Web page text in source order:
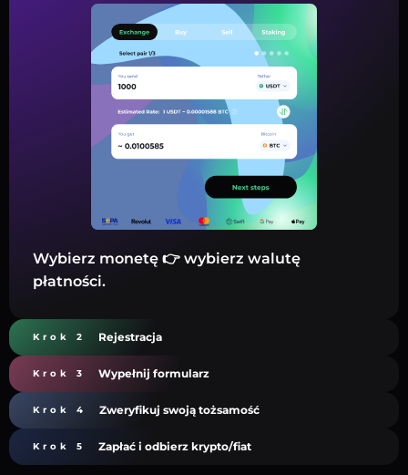
Wybierz monetę 👉 wybierz walutę
płatności.
Krok 2 Rejestracja
Krok 3 Wypełnij formularz
Krok 4 Zweryfikuj swoją tożsamość
Krok 5 Zapłać i odbierz krypto/fiat